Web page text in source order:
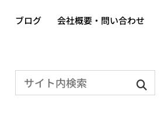
ブログ 会社概要・問い合わせ